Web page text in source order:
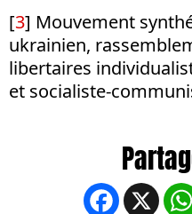
[3] Mouvement
ukrainien,
libertaires
et socialiste-
X